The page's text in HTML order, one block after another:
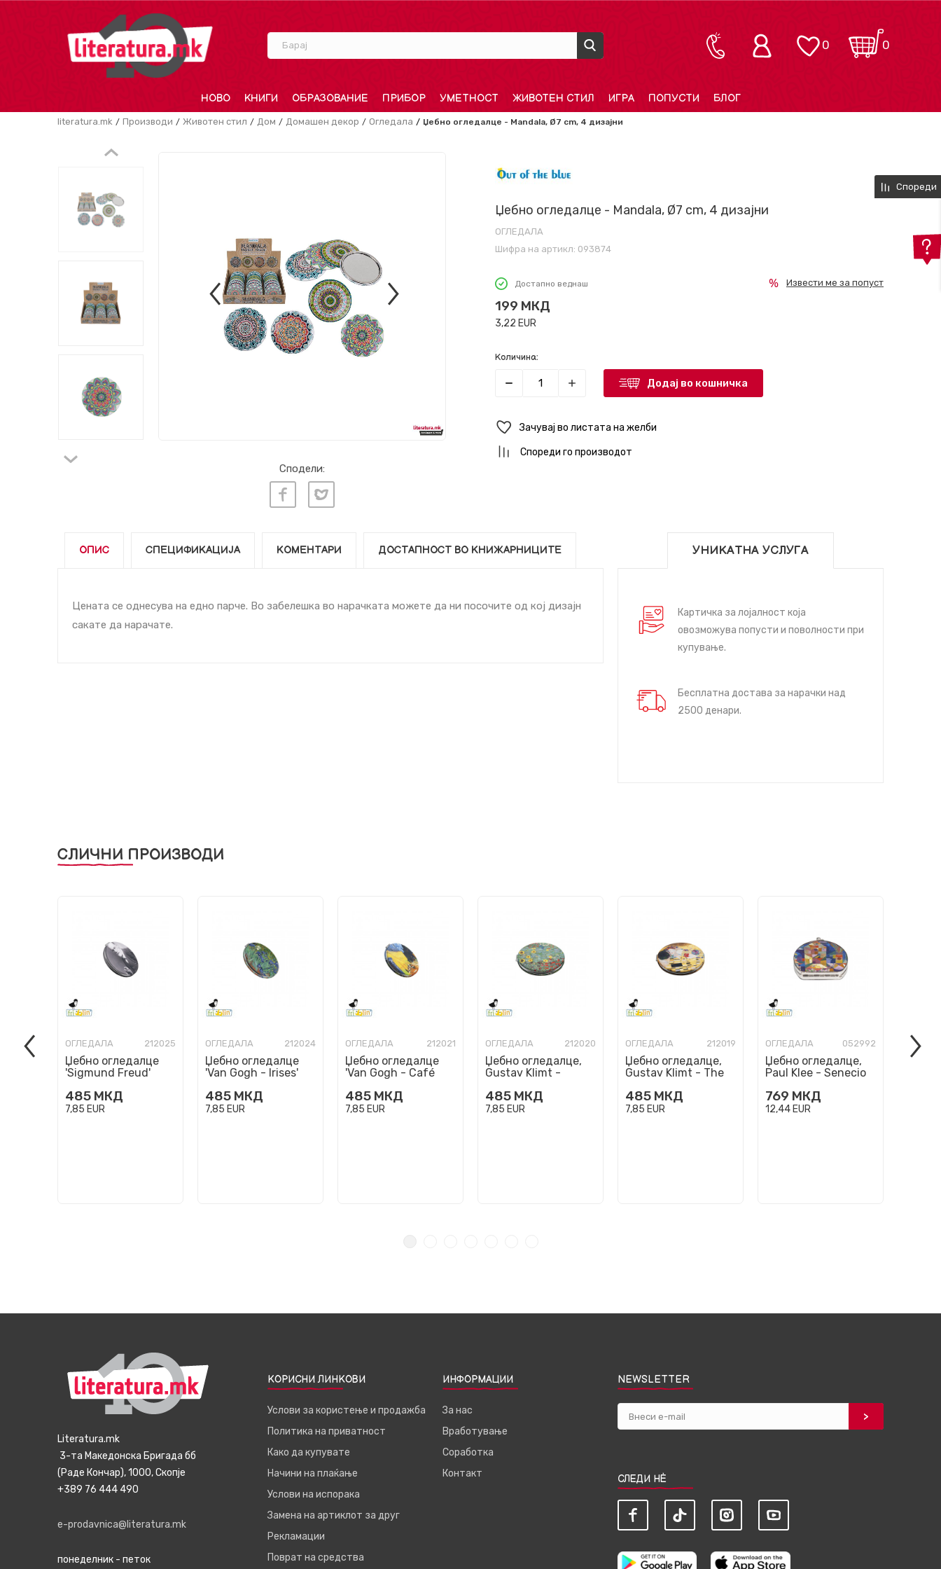
Барај 0
0
НОВО КНИГИ ОБРАЗОВАНИЕ ПРИБОР УМЕТНОСТ ЖИВОТЕН СТИЛ ИГРА ПОПУСТИ БЛОГ
literatura.mk Производи Животен стил Дом Домашен декор Огледала Џебно огледалце - Mandala, Ø7 cm, 4 дизајни
Сподели:
Џебно огледалце - Mandala, Ø7 cm, 4 дизајни
ОГЛЕДАЛА
Шифра на артикл: 093874
Достапно веднаш
199 МКД
3,22 EUR
Извести ме за попуст
Количина:
Додај во кошничка
Зачувај во листата на желби
Спореди го производот
ОПИС СПЕЦИФИКАЦИЈА КОМЕНТАРИ ДОСТАПНОСТ ВО КНИЖАРНИЦИТЕ
Цената се однесува на едно парче. Во забелешка во нарачката можете да ни посочите од кој дизајн
сакате да нарачате.
УНИКАТНА УСЛУГА
Картичка за лојалност која
овозможува попусти и поволности при
купување.
Бесплатна достава за нарачки над
2500 денари.
СЛИЧНИ ПРОИЗВОДИ
ОГЛЕДАЛА 212025
Џебно огледалце
'Sigmund Freud'
485 МКД
7,85 EUR
ОГЛЕДАЛА 212024
Џебно огледалце
'Van Gogh - Irises'
485 МКД
7,85 EUR
ОГЛЕДАЛА 212021
Џебно огледалце
'Van Gogh - Café
485 МКД
7,85 EUR
ОГЛЕДАЛА 212020
Џебно огледалце,
Gustav Klimt -
485 МКД
7,85 EUR
ОГЛЕДАЛА 212019
Џебно огледалце,
Gustav Klimt - The
485 МКД
7,85 EUR
ОГЛЕДАЛА 052992
Џебно огледалце,
Paul Klee - Senecio
769 МКД
12,44 EUR
Спореди
Literatura.mk
3-та Македонска Бригада бб
(Раде Кончар), 1000, Скопје
+389 76 444 490
e-prodavnica@literatura.mk
понеделник - петок
КОРИСНИ ЛИНКОВИ
Услови за користење и продажба
Политика на приватност
Како да купувате
Начини на плаќање
Услови на испорака
Замена на артиклот за друг
Рекламации
Поврат на средства
ИНФОРМАЦИИ
За нас
Вработување
Соработка
Контакт
NEWSLETTER
СЛЕДИ НЀ